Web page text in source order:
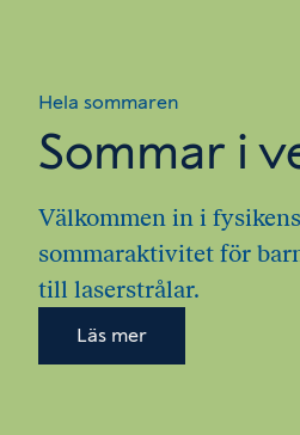
Hela sommaren
Sommar i
Välkommen in i
sommaraktivitet för
till laserstrålar.
Läs mer